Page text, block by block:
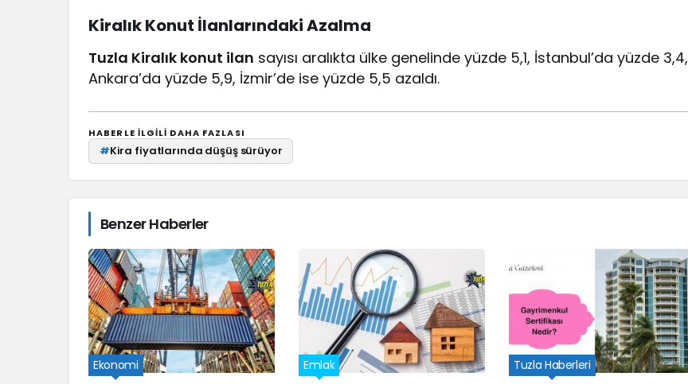
Kiralık Konut İlanlarındaki Azalma
Tuzla Kiralık konut ilan sayısı aralıkta ülke genelinde yüzde 5,1, İstanbul’da yüzde 3,4,
Ankara’da yüzde 5,9, İzmir’de ise yüzde 5,5 azaldı.
HABERLE ILGILI DAHA FAZLASI
#Kira fiyatlarında düşüş sürüyor
Benzer Haberler
Ekonomi Emlak Tuzla Haberleri